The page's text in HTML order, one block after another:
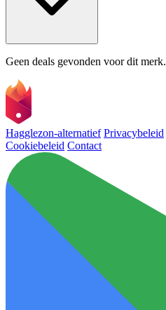
Geen deals gevonden voor dit merk.
Hagglezon-alternatief Privacybeleid
Cookiebeleid Contact